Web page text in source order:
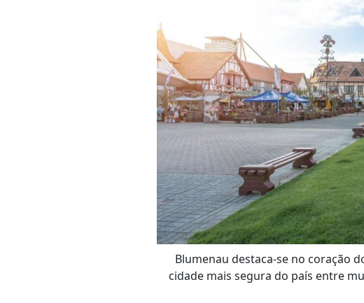
Blumenau destaca-se no coração
cidade mais segura do país entre